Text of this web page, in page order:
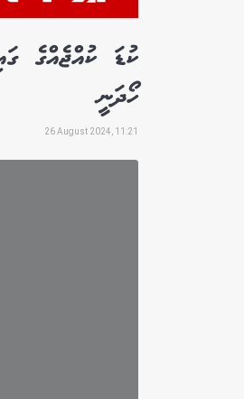
ކުޑަ ކުއްޖެއްގެ
ހޯދަނީ
26 August 2024, 11:21